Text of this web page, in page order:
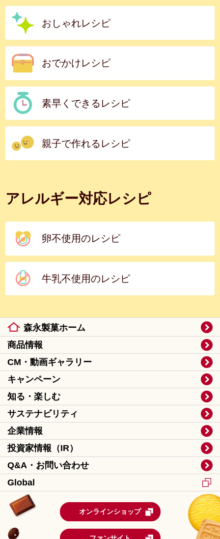
おしゃれレシピ
おでかけレシピ
素早くできるレシピ
親子で作れるレシピ
アレルギー対応レシピ
卵不使用のレシピ
牛乳不使用のレシピ
森永製菓ホーム
商品情報
CM・動画ギャラリー
キャンペーン
知る・楽しむ
サステナビリティ
企業情報
投資家情報（IR）
Q&A・お問い合わせ
Global
オンラインショップ